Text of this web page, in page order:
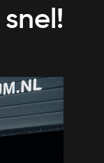
snel!